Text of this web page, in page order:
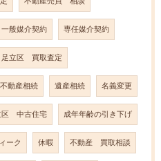
一般媒介契約 専任媒介契約
足立区 買取査定
動産相続 遺産相続 名義変更
区 中古住宅 成年年齢の引き下げ
ーク 休暇 不動産 買取相談